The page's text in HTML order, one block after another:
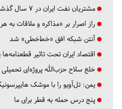
مشتریان نفت ایران در ۷ سال گذشته +فیلم
راز اصرار بر «مذاکره و ملاقات
آنتن شبکه افق «خط‌خطی» شد
اقتصاد ایران تحت تاثیر قطعنامه‌ها
خلع سلاح حزب‌الله پروژه‌ای
یمن: تل‌آویو را با موشک
پنج درس‌ حمله به قطر برای ما